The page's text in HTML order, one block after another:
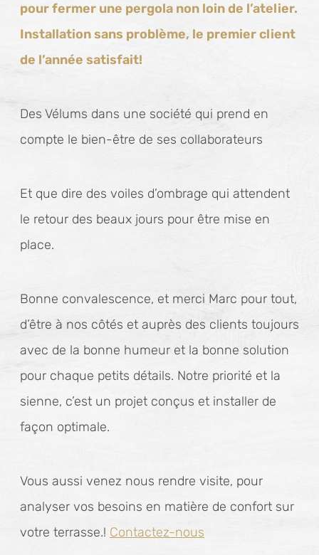
pour fermer une pergola non loin de l’atelier.
Installation sans problème, le premier client
de l’année satisfait!
Des Vélums dans une société qui prend en
compte le bien-être de ses collaborateurs
Et que dire des voiles d’ombrage qui attendent
le retour des beaux jours pour être mise en
place.
Bonne convalescence, et merci Marc pour tout,
d’être à nos côtés et auprès des clients toujours
avec de la bonne humeur et la bonne solution
pour chaque petits détails. Notre priorité et la
sienne, c’est un projet conçus et installer de
façon optimale.
Vous aussi venez nous rendre visite, pour
analyser vos besoins en matière de confort sur
votre terrasse.! Contactez-nous